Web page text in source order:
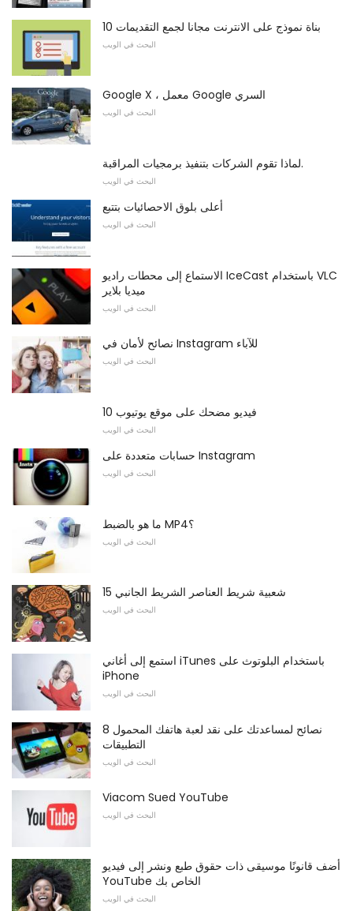
10 بناة نموذج على الانترنت مجانا لجمع التقديمات
البحث في الويب
Google X ، معمل Google السري
البحث في الويب
لماذا تقوم الشركات بتنفيذ برمجيات المراقبة.
البحث في الويب
أعلى بلوق الاحصائيات بتتبع
البحث في الويب
الاستماع إلى محطات راديو IceCast باستخدام VLC
ميديا ​​بلاير
البحث في الويب
نصائح لأمان في Instagram للآباء
البحث في الويب
10 فيديو مضحك على موقع يوتيوب
البحث في الويب
حسابات متعددة على Instagram
البحث في الويب
ما هو بالضبط MP4؟
البحث في الويب
15 شعبية شريط العناصر الشريط الجانبي
البحث في الويب
استمع إلى أغاني iTunes باستخدام البلوتوث على
iPhone
البحث في الويب
8 نصائح لمساعدتك على نقد لعبة هاتفك المحمول
التطبيقات
البحث في الويب
Viacom Sued YouTube
البحث في الويب
أضف قانونًا موسيقى ذات حقوق طبع ونشر إلى فيديو
YouTube الخاص بك
البحث في الويب